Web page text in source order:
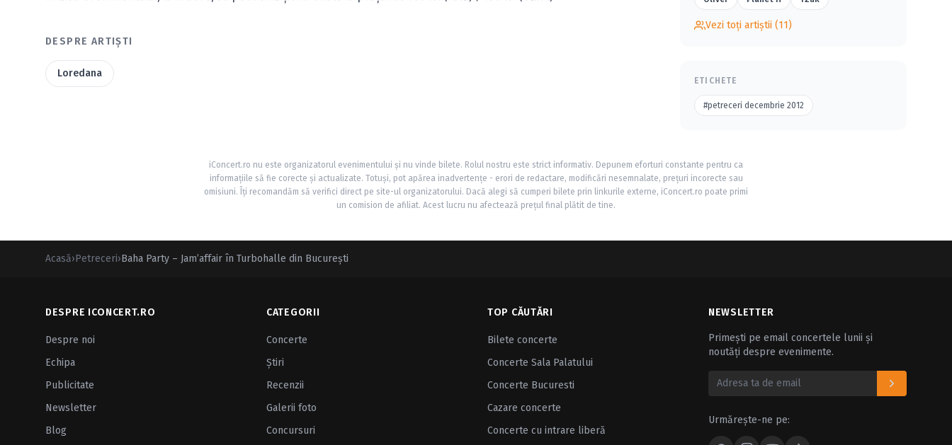
DESPRE ARTIȘTI
Loredana
Vezi toți artiștii (11)
ETICHETE
#petreceri decembrie 2012
iConcert.ro nu este organizatorul evenimentului și nu vinde bilete. Rolul nostru este strict informativ. Depunem eforturi constante pentru ca
informațiile să fie corecte și actualizate. Totuși, pot apărea inadvertențe - erori de redactare, modificări nesemnalate, prețuri incorecte sau
omisiuni. Îți recomandăm să verifici direct pe site-ul organizatorului. Dacă alegi să cumperi bilete prin linkurile externe, iConcert.ro poate primi
un comision de afiliat. Acest lucru nu afectează prețul final plătit de tine.
Acasă›Petreceri›Baha Party – Jam’affair în Turbohalle din Bucureşti
DESPRE ICONCERT.RO
Despre noi
Echipa
Publicitate
Newsletter
Blog
CATEGORII
Concerte
Ştiri
Recenzii
Galerii foto
Concursuri
TOP CĂUTĂRI
Bilete concerte
Concerte Sala Palatului
Concerte Bucuresti
Cazare concerte
Concerte cu intrare liberă
NEWSLETTER
Primești pe email concertele lunii și
noutăți despre evenimente.
Urmărește-ne pe: